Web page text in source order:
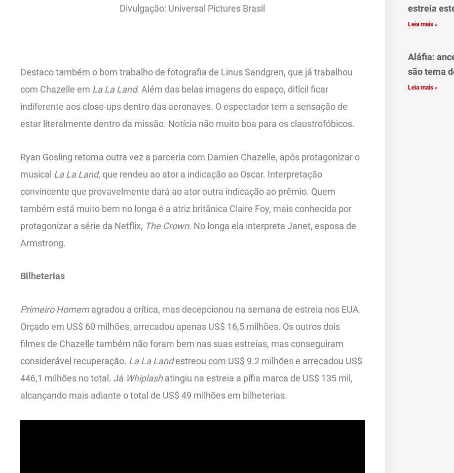
Divulgação: Universal Pictures Brasil
Destaco também o bom trabalho de fotografia de Linus Sandgren, que já trabalhou
com Chazelle em La La Land. Além das belas imagens do espaço, difícil ficar
indiferente aos close-ups dentro das aeronaves. O espectador tem a sensação de
estar literalmente dentro da missão. Notícia não muito boa para os claustrofóbicos.
Ryan Gosling retoma outra vez a parceria com Damien Chazelle, após protagonizar o
musical La La Land, que rendeu ao ator a indicação ao Oscar. Interpretação
convincente que provavelmente dará ao ator outra indicação ao prêmio. Quem
também está muito bem no longa é a atriz britânica Claire Foy, mais conhecida por
protagonizar a série da Netflix, The Crown. No longa ela interpreta Janet, esposa de
Armstrong.
Bilheterias
Primeiro Homemagradou a crítica, mas decepcionou na semana de estreia nos EUA.
Orçado em US$ 60 milhões, arrecadou apenas US$ 16,5 milhões. Os outros dois
filmes de Chazelle também não foram bem nas suas estreias, mas conseguiram
considerável recuperação. La La Landestreou com US$ 9.2 milhões e arrecadou US$
446,1 milhões no total. Já Whiplashatingiu na estreia a pífia marca de US$ 135 mil,
alcançando mais adiante o total de US$ 49 milhões em bilheterias.
estreia
Leia mais »
Aláfia:
são tema
Leia mais »